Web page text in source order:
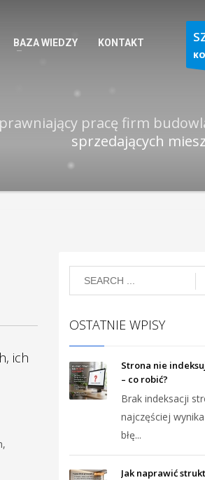
BAZA WIEDZY KONTAKT
pracę firm
sprzedających
ich
OSTATNIE WPISY
Strona nie
– co robić?
Brak indeksacji
najczęściej
błę...
Jak naprawić